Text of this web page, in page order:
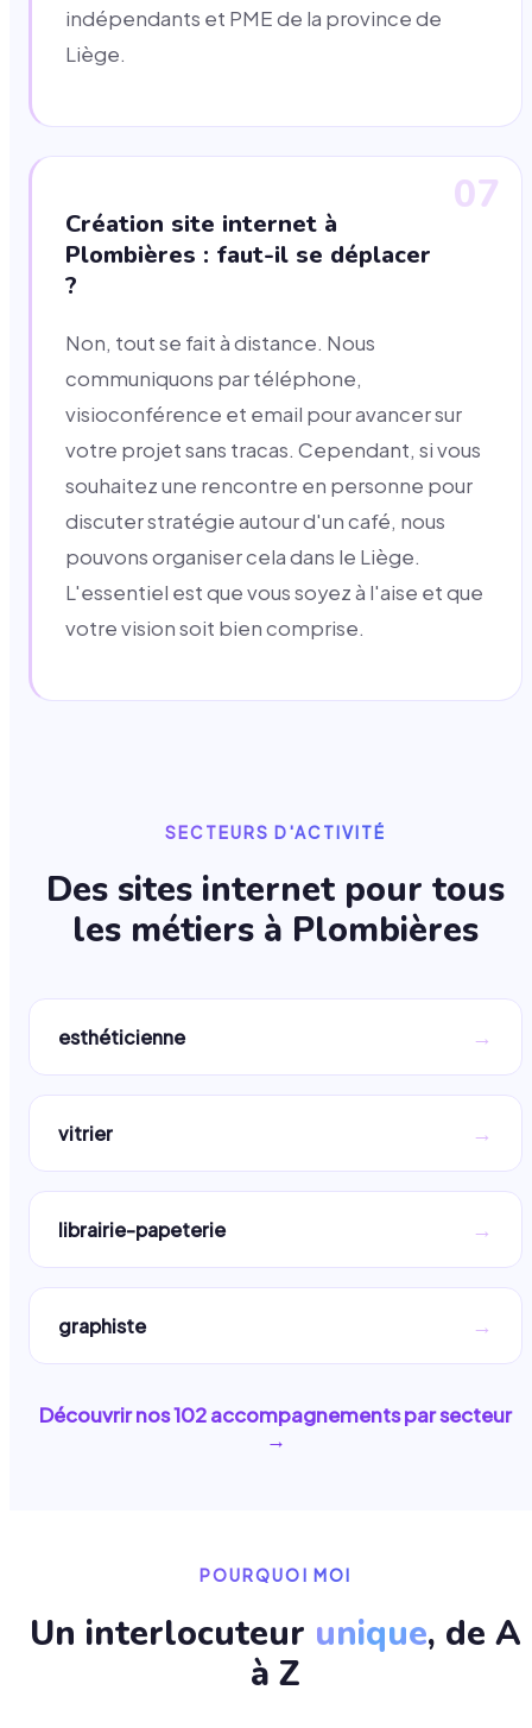
indépendants et PME de la province de
Liège.
07
Création site internet à
Plombières : faut-il se déplacer
?
Non, tout se fait à distance. Nous
communiquons par téléphone,
visioconférence et email pour avancer sur
votre projet sans tracas. Cependant, si vous
souhaitez une rencontre en personne pour
discuter stratégie autour d'un café, nous
pouvons organiser cela dans le Liège.
L'essentiel est que vous soyez à l'aise et que
votre vision soit bien comprise.
SECTEURS D'ACTIVITÉ
Des sites internet pour tous
les métiers à Plombières
esthéticienne →
vitrier →
librairie-papeterie →
graphiste →
Découvrir nos102accompagnements par secteur
→
POURQUOI MOI
Un interlocuteur unique, de A
à Z